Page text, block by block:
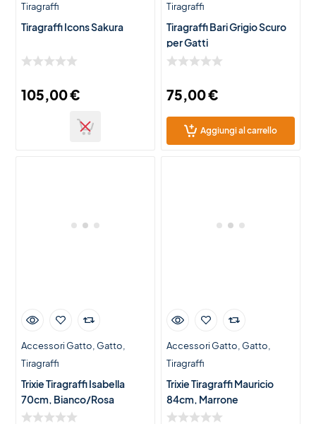
Tiragraffi
Tiragraffi Icons Sakura
105,00€
Tiragraffi
Tiragraffi Bari Grigio Scuro
per Gatti
75,00€
Aggiungi al carrello
Accessori Gatto Gatto
Tiragraffi
Trixie Tiragraffi Isabella
70cm, Bianco/Rosa
Accessori Gatto Gatto
Tiragraffi
Trixie Tiragraffi Mauricio
84cm, Marrone